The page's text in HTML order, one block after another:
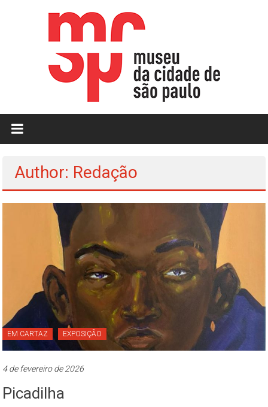
MCSP
Museu
da
Cidade
Paulo
Museu
da
Cidade
São
Paulo
–
Author: Redação
EM CARTAZ EXPOSIÇÃO
4 de fevereiro de 2026
Picadilha